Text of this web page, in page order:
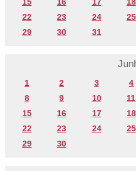
22
23 24 25
29
30 31
1 2 3 4
8
9 10 11
15
16 17 18
22
23 24 25
29
30